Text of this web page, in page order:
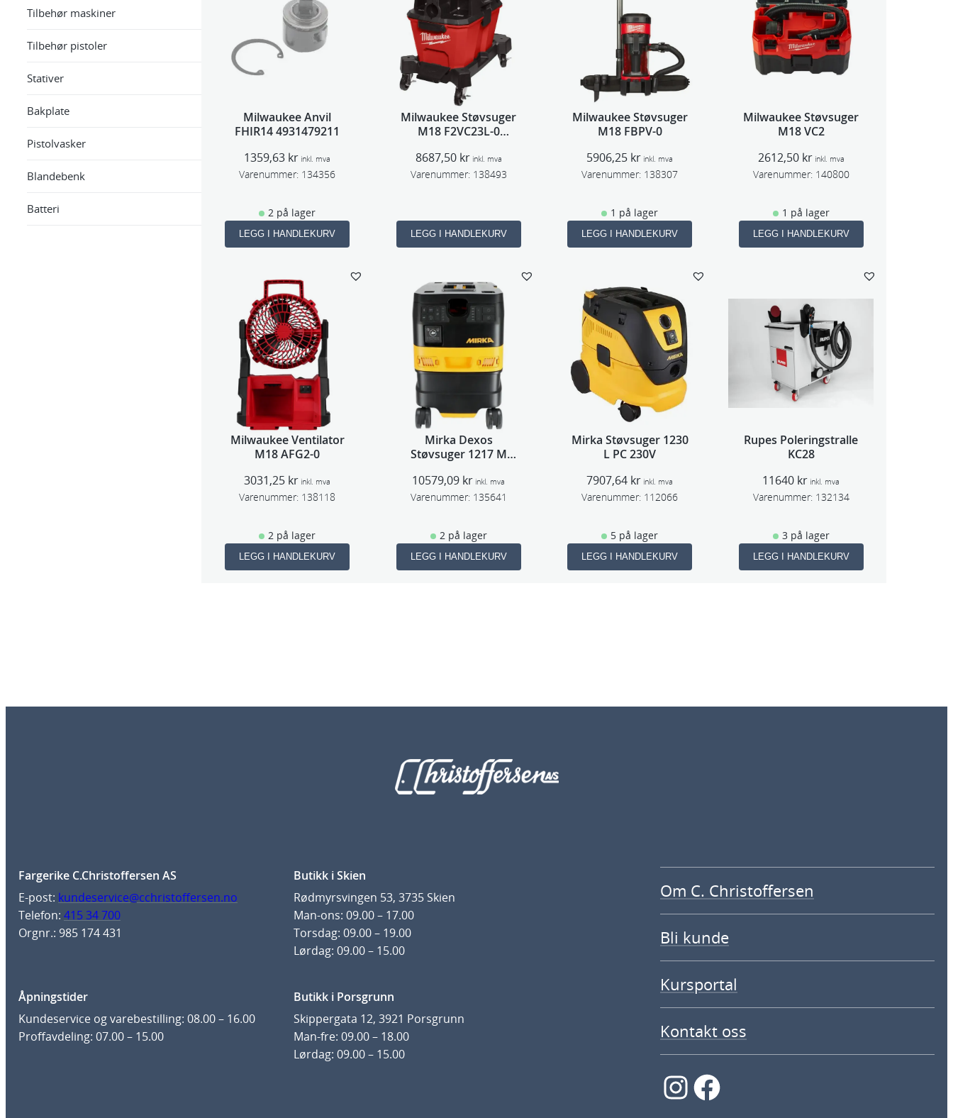
Tilbehør maskiner
Tilbehør pistoler
Stativer
Bakplate
Pistolvasker
Blandebenk
Batteri
Milwaukee Anvil
FHIR14 4931479211
1359,63 kr inkl. mva
Varenummer: 134356
2 på lager
LEGG I HANDLEKURV
Milwaukee Støvsuger
M18 F2VC23L-0
8687,50 kr inkl. mva
Varenummer: 138493
LEGG I HANDLEKURV
Milwaukee Støvsuger
M18 FBPV-0
5906,25 kr inkl. mva
Varenummer: 138307
1 på lager
LEGG I HANDLEKURV
Milwaukee Støvsuger
M18 VC2
2612,50 kr inkl. mva
Varenummer: 140800
1 på lager
LEGG I HANDLEKURV
Milwaukee Ventilator
M18 AFG2-0
3031,25 kr inkl. mva
Varenummer: 138118
2 på lager
LEGG I HANDLEKURV
Mirka Dexos
Støvsuger 1217 M
10579,09 kr inkl. mva
Varenummer: 135641
2 på lager
LEGG I HANDLEKURV
Mirka Støvsuger 1230
L PC 230V
7907,64 kr inkl. mva
Varenummer: 112066
5 på lager
LEGG I HANDLEKURV
Rupes Poleringstralle
KC28
11640 kr inkl. mva
Varenummer: 132134
3 på lager
LEGG I HANDLEKURV
Fargerike C.Christoffersen AS
E-post: kundeservice@cchristoffersen.no
Telefon: 415 34 700
Orgnr.: 985 174 431
Butikk i Skien
Rødmyrsvingen 53, 3735 Skien
Man-ons: 09.00 – 17.00
Torsdag: 09.00 – 19.00
Lørdag: 09.00 – 15.00
Åpningstider
Kundeservice og varebestilling: 08.00 – 16.00
Proffavdeling: 07.00 – 15.00
Butikk i Porsgrunn
Skippergata 12, 3921 Porsgrunn
Man-fre: 09.00 – 18.00
Lørdag: 09.00 – 15.00
Om C. Christoffersen
Bli kunde
Kursportal
Kontakt oss
InstagramFacebook